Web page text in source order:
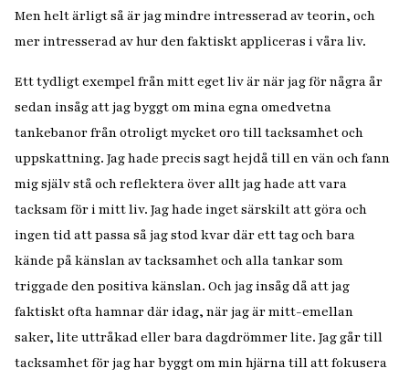
Men helt ärligt så är jag mindre intresserad av teorin, och
mer intresserad av hur den faktiskt appliceras i våra liv.
Ett tydligt exempel från mitt eget liv är när jag för några år
sedan insåg att jag byggt om mina egna omedvetna
tankebanor från otroligt mycket oro till tacksamhet och
uppskattning. Jag hade precis sagt hejdå till en vän och fann
mig själv stå och reflektera över allt jag hade att vara
tacksam för i mitt liv. Jag hade inget särskilt att göra och
ingen tid att passa så jag stod kvar där ett tag och bara
kände på känslan av tacksamhet och alla tankar som
triggade den positiva känslan. Och jag insåg då att jag
faktiskt ofta hamnar där idag, när jag är mitt-emellan
saker, lite uttråkad eller bara dagdrömmer lite. Jag går till
tacksamhet för jag har byggt om min hjärna till att fokusera